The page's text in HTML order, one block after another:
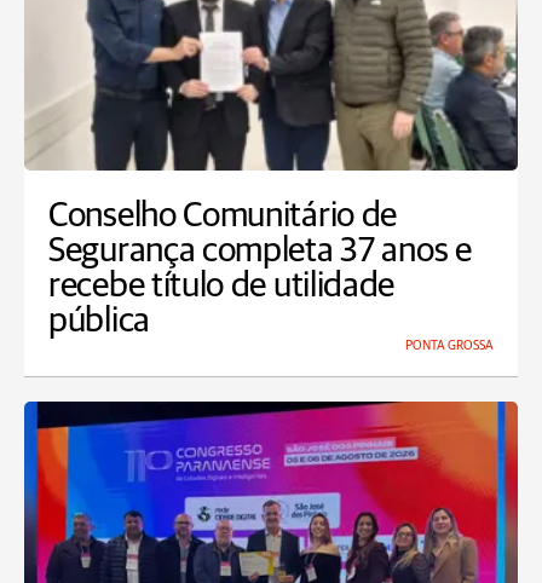
Conselho Comunitário de
Segurança completa 37 anos e
recebe título de utilidade
pública
PONTA GROSSA